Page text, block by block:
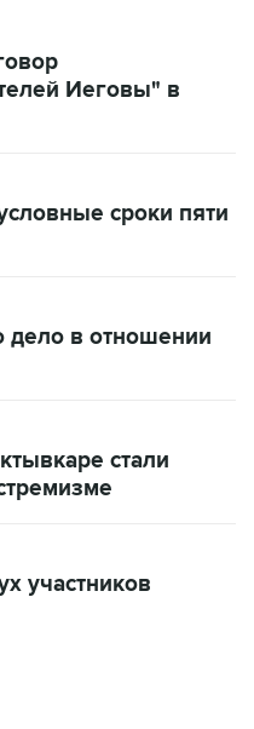
Иеговы" в
сроки пяти
в отношении
стали
участников